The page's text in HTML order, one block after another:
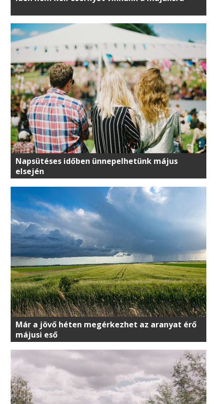
Napsütéses időben ünnepelhetünk május
elsején
Már a jövő héten megérkezhet az aranyat érő
májusi eső